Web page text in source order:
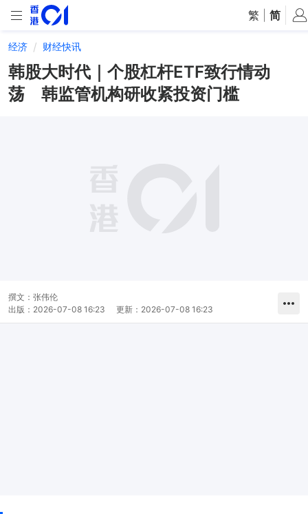
繁 简
经济 财经快讯
韩股大时代｜个股杠杆ETF致行情动
荡 韩监管机构研收紧投资门槛
撰文： 张伟伦
出版： 2026-07-08 16:23 更新： 2026-07-08 16:23